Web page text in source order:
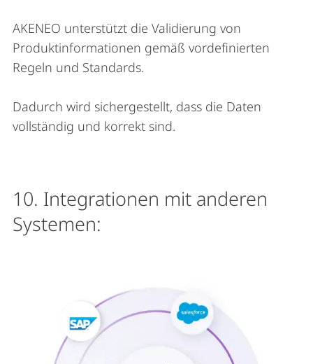
AKENEO unterstützt die Validierung von
Produktinformationen gemäß vordefinierten
Regeln und Standards.
Dadurch wird sichergestellt, dass die Daten
vollständig und korrekt sind.
10. Integrationen mit anderen
Systemen: